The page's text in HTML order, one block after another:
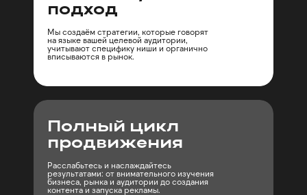
подход
Мы создаём стратегии, которые говорят
на языке вашей целевой аудитории,
учитывают специфику ниши и органично
вписываются в рынок.
Полный цикл
продвижения
Расслабьтесь и наслаждайтесь
результатами: от внимательного изучения
бизнеса, рынка и аудитории до создания
контента и запуска рекламы.